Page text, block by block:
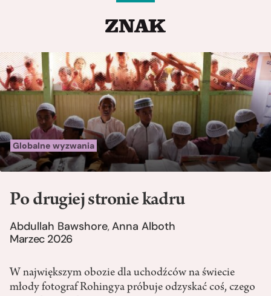
Globalne wyzwania
Po drugiej stronie kadru
Abdullah Bawshore,Anna Alboth
Marzec 2026
W największym obozie dla uchodźców na świecie
młody fotograf Rohingya próbuje odzyskać coś, czego